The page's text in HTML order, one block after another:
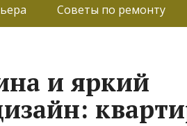
Советы по ремонту
и яркий